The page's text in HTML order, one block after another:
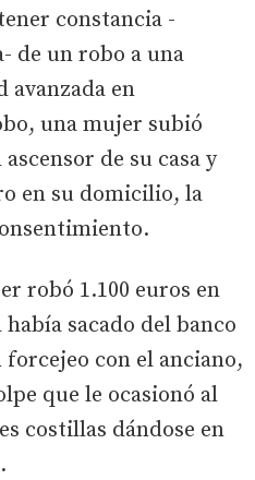
constancia -
de un robo a una
avanzada en
una mujer subió
de su casa y
en su domicilio, la
robó 1.100 euros en
sacado del banco
forcejeo con el anciano,
que le ocasionó al
costillas dándose en